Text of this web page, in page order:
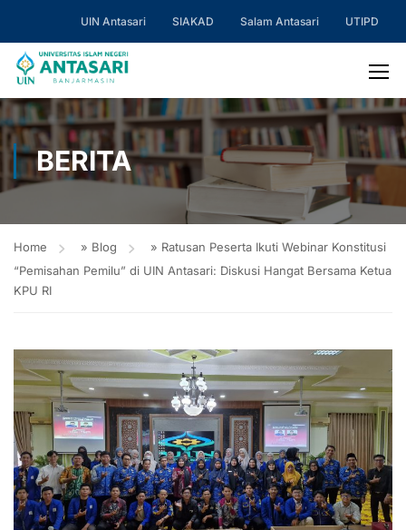
UIN Antasari SIAKAD Salam Antasari UTIPD
BERITA
Home » Blog » Ratusan Peserta Ikuti Webinar Konstitusi
“Pemisahan Pemilu” di UIN Antasari: Diskusi Hangat Bersama Ketua
KPU RI